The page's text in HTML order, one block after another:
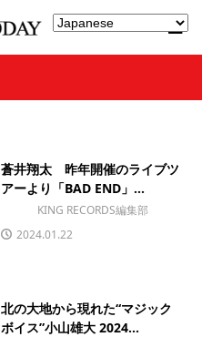
蒼井翔太 昨年開催のライブツ
アーより「BAD END」...
KING RECORDS編集部
2024.01.22
北の大地から現れた“マジック
ボイス”小山雄大 2024...